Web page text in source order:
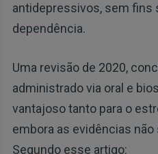
antidepressivos, sem fins
dependência.
Uma revisão de 2020,
administrado via oral e
vantajoso tanto para o
embora as evidências
Segundo esse artigo: